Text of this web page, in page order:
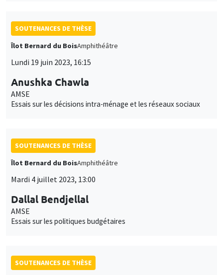
SOUTENANCES DE THÈSE
Îlot Bernard du BoisAmphithéâtre
Lundi 19 juin 2023, 16:15
Anushka Chawla
AMSE
Essais sur les décisions intra-ménage et les réseaux sociaux
SOUTENANCES DE THÈSE
Îlot Bernard du BoisAmphithéâtre
Mardi 4 juillet 2023, 13:00
Dallal Bendjellal
AMSE
Essais sur les politiques budgétaires
SOUTENANCES DE THÈSE